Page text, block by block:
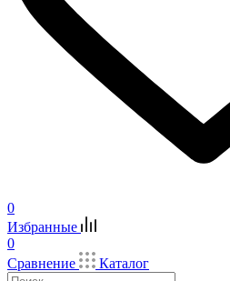
0
Избранные
0
Сравнение
Каталог